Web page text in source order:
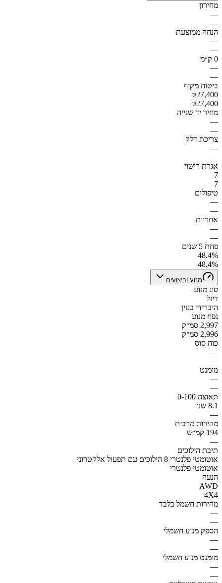
מחירון
—
—
הנחה ממוצעת
—
—
0 ק״מ
—
—
ביטוח מקיף
₪27,400
₪27,400
מחיר יד שנייה
—
—
צריכת דלק
—
—
אגרת רישוי
7
7
טיפולים
—
—
אחריות
—
—
פחת 5 שנים
48.4%
48.4%
מנוע וביצועים
סוג מנוע
דיזל
היברידי בנזין
נפח מנוע
2,997 סמ״ק
2,996 סמ״ק
כוח סוס
—
—
מומנט
—
—
תאוצה 0-100
8.1 שנ׳
—
מהירות מרבית
194 קמ״ש
—
תיבת הילוכים
אוטומטי פלנטרי 8 הילוכים עם תפעול אלקטרוני
אוטומטי פלנטרי
הנעה
AWD
4X4
מהירות חשמל בלבד
—
—
הספק מנוע חשמלי
—
—
מומנט מנוע חשמלי
—
—